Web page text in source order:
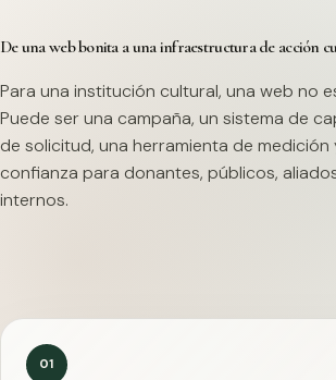
De una web bonita a una infraestructura de acción
Para una institución cultural, una web no
Puede ser una campaña, un sistema de
de solicitud, una herramienta de medición
confianza para donantes, públicos,
internos.
01